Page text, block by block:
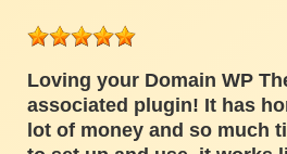
Loving your Domain WP
associated plugin! It has
lot of money and so much